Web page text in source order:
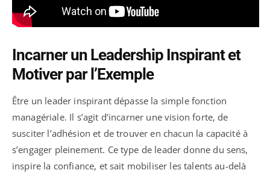
Incarner un Leadership Inspirant et
Motiver par l’Exemple
Être un leader inspirant dépasse la simple fonction
managériale. Il s’agit d’incarner une vision forte, de
susciter l’adhésion et de trouver en chacun la capacité à
s’engager pleinement. Ce type de leader donne du sens,
inspire la confiance, et sait mobiliser les talents au-delà